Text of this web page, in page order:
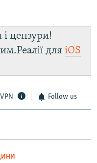
цензури!
для iOS
Follow us